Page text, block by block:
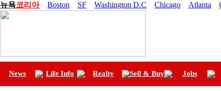
뉴욕코리아 Boston SF Washington D.C Chicago Atlanta
News Life Info Realty Sell & Buy Jobs